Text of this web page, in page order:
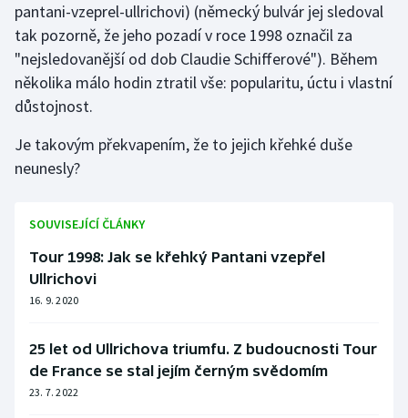
pantani-vzeprel-ullrichovi) (německý bulvár jej sledoval
tak pozorně, že jeho pozadí v roce 1998 označil za
"nejsledovanější od dob Claudie Schifferové"). Během
několika málo hodin ztratil vše: popularitu, úctu i vlastní
důstojnost.
Je takovým překvapením, že to jejich křehké duše
neunesly?
SOUVISEJÍCÍ ČLÁNKY
Tour 1998: Jak se křehký Pantani vzepřel
Ullrichovi
16. 9. 2020
25 let od Ullrichova triumfu. Z budoucnosti Tour
de France se stal jejím černým svědomím
23. 7. 2022